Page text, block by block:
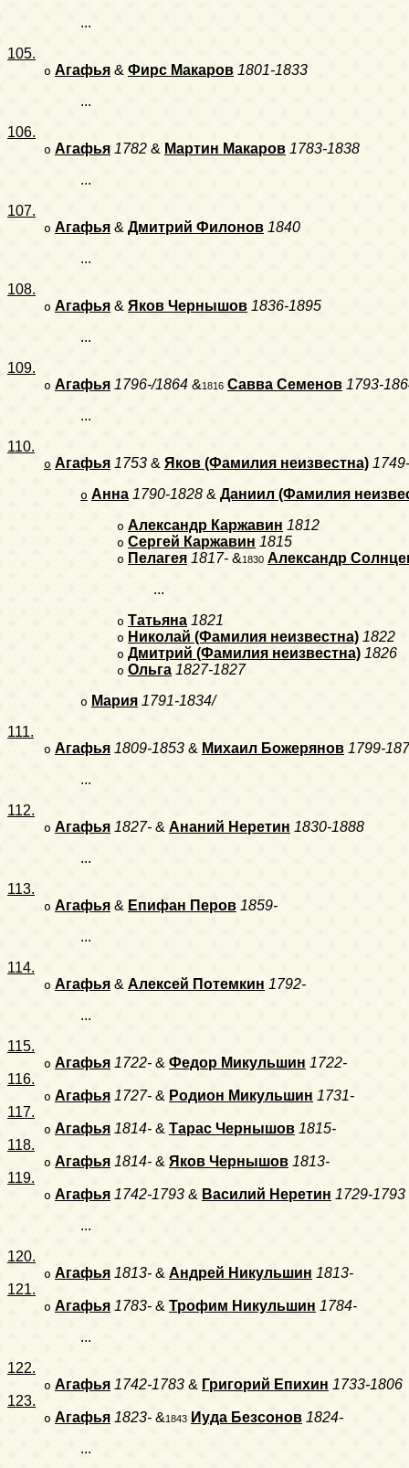
...
105.
o Агафья & Фирс Макаров 1801-1833
...
106.
o Агафья 1782 & Мартин Макаров 1783-1838
...
107.
o Агафья & Дмитрий Филонов 1840
...
108.
o Агафья & Яков Чернышов 1836-1895
...
109.
o Агафья 1796-/1864 &1816 Савва Семенов 1793-
...
110.
o Агафья 1753 & Яков (Фамилия неизвестна)
o Анна 1790-1828 & Даниил (Фамилия
o Александр Каржавин 1812
o Сергей Каржавин 1815
o Пелагея 1817- &1830 Александр
...
o Татьяна 1821
o Николай (Фамилия неизвестна) 1822
o Дмитрий (Фамилия неизвестна) 1826
o Ольга 1827-1827
o Мария 1791-1834/
111.
o Агафья 1809-1853 & Михаил Божерянов 1799-
...
112.
o Агафья 1827- & Ананий Неретин 1830-1888
...
113.
o Агафья & Епифан Перов 1859-
...
114.
o Агафья & Алексей Потемкин 1792-
...
115.
o Агафья 1722- & Федор Микульшин 1722-
116.
o Агафья 1727- & Родион Микульшин 1731-
117.
o Агафья 1814- & Тарас Чернышов 1815-
118.
o Агафья 1814- & Яков Чернышов 1813-
119.
o Агафья 1742-1793 & Василий Неретин 1729-1793
...
120.
o Агафья 1813- & Андрей Никульшин 1813-
121.
o Агафья 1783- & Трофим Никульшин 1784-
...
122.
o Агафья 1742-1783 & Григорий Епихин 1733-1806
123.
o Агафья 1823- &1843 Иуда Безсонов 1824-
...